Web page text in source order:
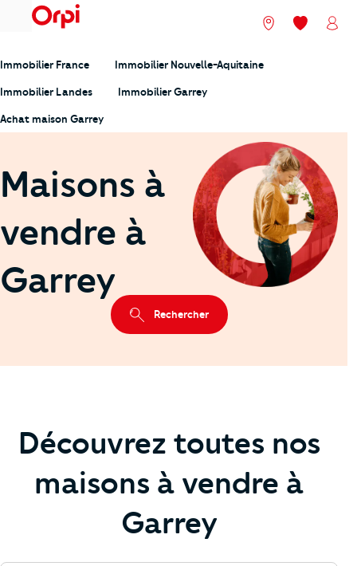
menu Nos agences
Mes
Immobilier France Immobilier Nouvelle-Aquitaine
Immobilier Landes Immobilier Garrey
Achat maison Garrey
Maisons à
vendre à
Garrey
Rechercher
Découvrez toutes nos
maisons à vendre à
Garrey